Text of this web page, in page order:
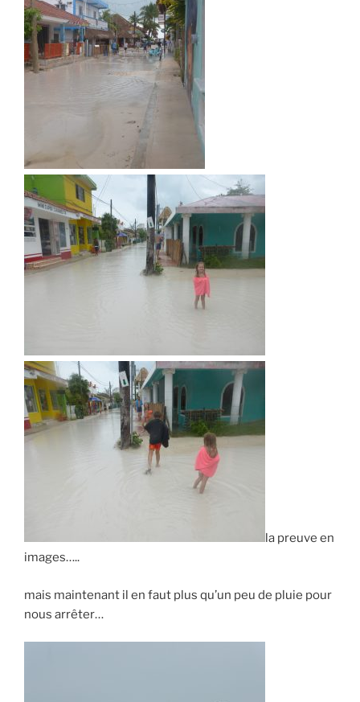
la preuve en
images…..
mais maintenant il en faut plus qu’un peu de pluie pour
nous arrêter…